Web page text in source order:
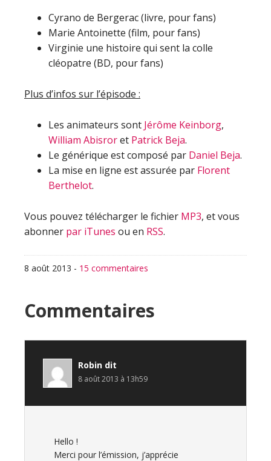
Cyrano de Bergerac (livre, pour fans)
Marie Antoinette (film, pour fans)
Virginie une histoire qui sent la colle
cléopatre (BD, pour fans)
Plus d’infos sur l’épisode :
Les animateurs sont Jérôme Keinborg,
William Abisroret Patrick Beja.
Le générique est composé par Daniel Beja.
La mise en ligne est assurée par Florent
Berthelot.
Vous pouvez télécharger le fichier MP3, et vous
abonner par iTunes ou en RSS.
8 août 2013 - 15 commentaires
Interactions
du
lecteur
Commentaires
Robin dit
8 août 2013 à 13h59
Hello !
Merci pour l’émission, j’apprécie